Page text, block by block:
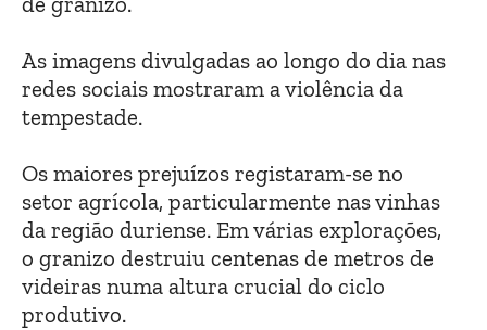
As imagens divulgadas ao longo do dia nas
redes sociais mostraram a violência da
tempestade.
Os maiores prejuízos registaram-se no
setor agrícola, particularmente nas vinhas
da região duriense. Em várias explorações,
o granizo destruiu centenas de metros de
videiras numa altura crucial do ciclo
produtivo.